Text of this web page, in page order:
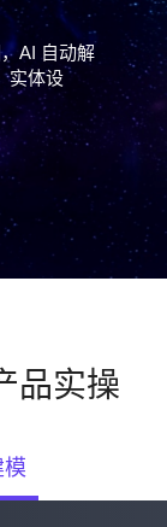
AI 自动解
实体设
品实操